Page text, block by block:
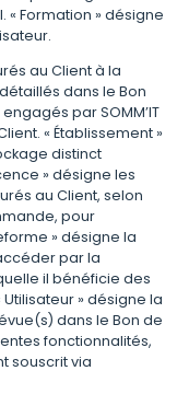
Formation » désigne
au Client à la
dans le Bon
par SOMM’IT
« Établissement »
distinct
» désigne les
au Client, selon
pour
» désigne la
par la
il bénéficie des
» désigne la
dans le Bon de
fonctionnalités,
souscrit via